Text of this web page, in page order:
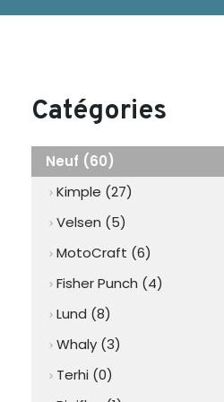
Catégories
Neuf (60)
chevron_right Kimple (27)
chevron_right Velsen (5)
chevron_right MotoCraft (6)
chevron_right Fisher Punch (4)
chevron_right Lund (8)
chevron_right Whaly (3)
chevron_right Terhi (0)